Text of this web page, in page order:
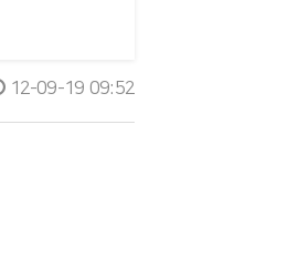
12-09-19 09:52